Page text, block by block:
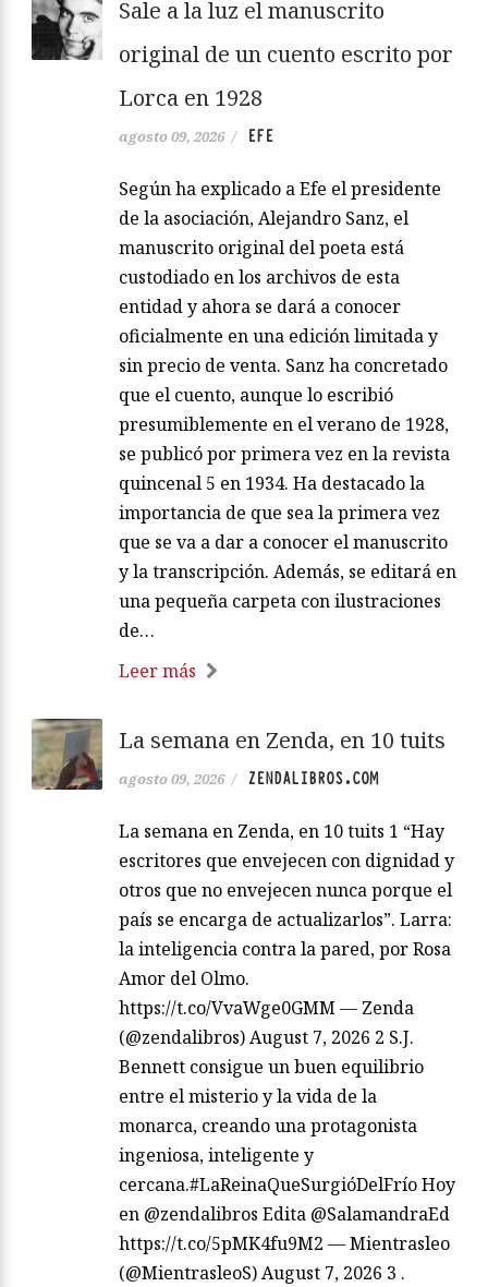
Sale a la luz el manuscrito
original de un cuento escrito por
Lorca en 1928
agosto 09, 2026 / EFE
Según ha explicado a Efe el presidente
de la asociación, Alejandro Sanz, el
manuscrito original del poeta está
custodiado en los archivos de esta
entidad y ahora se dará a conocer
oficialmente en una edición limitada y
sin precio de venta. Sanz ha concretado
que el cuento, aunque lo escribió
presumiblemente en el verano de 1928,
se publicó por primera vez en la revista
quincenal 5 en 1934. Ha destacado la
importancia de que sea la primera vez
que se va a dar a conocer el manuscrito
y la transcripción. Además, se editará en
una pequeña carpeta con ilustraciones
de…
Leer más
La semana en Zenda, en 10 tuits
agosto 09, 2026 / ZENDALIBROS.COM
La semana en Zenda, en 10 tuits 1 “Hay
escritores que envejecen con dignidad y
otros que no envejecen nunca porque el
país se encarga de actualizarlos”. Larra:
la inteligencia contra la pared, por Rosa
Amor del Olmo.
https://t.co/VvaWge0GMM — Zenda
(@zendalibros) August 7, 2026 2 S.J.
Bennett consigue un buen equilibrio
entre el misterio y la vida de la
monarca, creando una protagonista
ingeniosa, inteligente y
cercana.#LaReinaQueSurgióDelFrío Hoy
en @zendalibros Edita @SalamandraEd
https://t.co/5pMK4fu9M2 — Mientrasleo
(@MientrasleoS) August 7, 2026 3 .